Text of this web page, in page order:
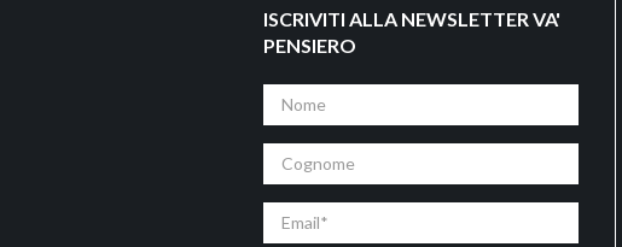
ISCRIVITI ALLA NEWSLETTER VA'
PENSIERO
Nome
Cognome
Email